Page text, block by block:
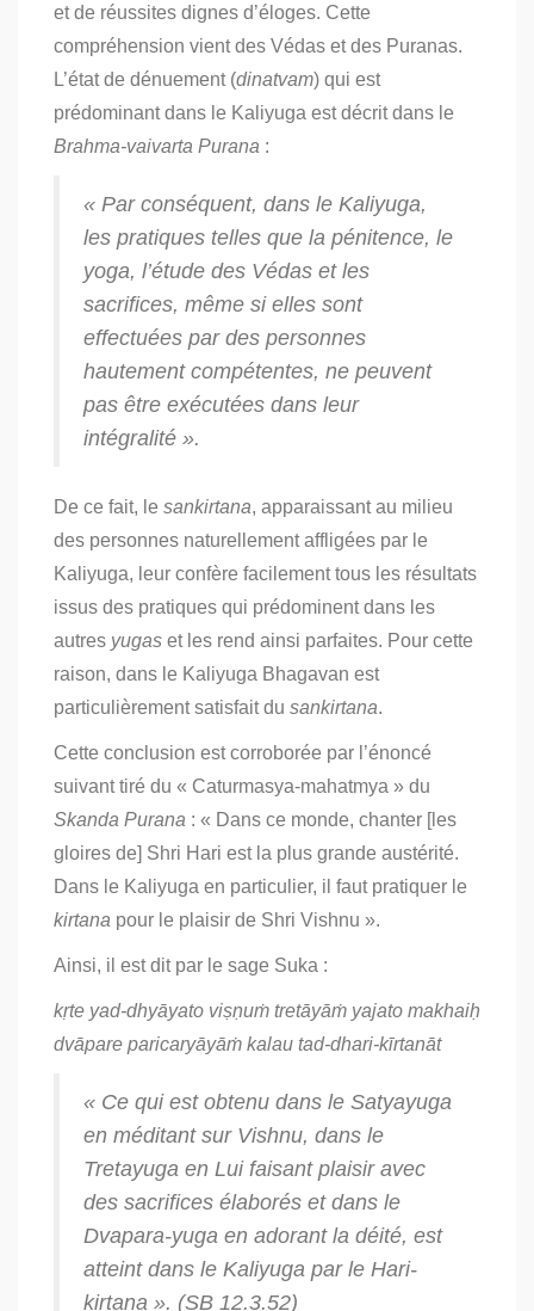
et de réussites dignes d’éloges. Cette
compréhension vient des Védas et des Puranas.
L’état de dénuement (dinatvam) qui est
prédominant dans le Kaliyuga est décrit dans le
Brahma-vaivarta Purana :
« Par conséquent, dans le Kaliyuga,
les pratiques telles que la pénitence, le
yoga, l’étude des Védas et les
sacrifices, même si elles sont
effectuées par des personnes
hautement compétentes, ne peuvent
pas être exécutées dans leur
intégralité ».
De ce fait, le sankirtana, apparaissant au milieu
des personnes naturellement affligées par le
Kaliyuga, leur confère facilement tous les résultats
issus des pratiques qui prédominent dans les
autres yugas et les rend ainsi parfaites. Pour cette
raison, dans le Kaliyuga Bhagavan est
particulièrement satisfait du sankirtana.
Cette conclusion est corroborée par l’énoncé
suivant tiré du « Caturmasya-mahatmya » du
Skanda Purana : « Dans ce monde, chanter [les
gloires de] Shri Hari est la plus grande austérité.
Dans le Kaliyuga en particulier, il faut pratiquer le
kirtana pour le plaisir de Shri Vishnu ».
Ainsi, il est dit par le sage Suka :
kṛte yad-dhyāyato viṣṇuṁ tretāyāṁ yajato makhaiḥ
dvāpare paricaryāyāṁ kalau tad-dhari-kīrtanāt
« Ce qui est obtenu dans le Satyayuga
en méditant sur Vishnu, dans le
Tretayuga en Lui faisant plaisir avec
des sacrifices élaborés et dans le
Dvapara-yuga en adorant la déité, est
atteint dans le Kaliyuga par le Hari-
kirtana ». (SB 12.3.52)